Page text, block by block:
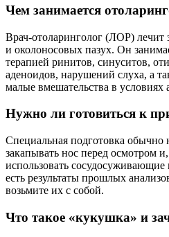
Чем занимается
Врач-отоларинголог (ЛОР) лечит
и околоносовых пазух. Он
терапией ринитов, синуситов,
аденоидов, нарушений слуха, а
малые вмешательства в условиях
Нужно ли готовиться к
Специальная подготовка обычно
закапывать нос перед осмотром
использовать сосудосуживающие
есть результаты прошлых
возьмите их с собой.
Что такое «кукушка» и